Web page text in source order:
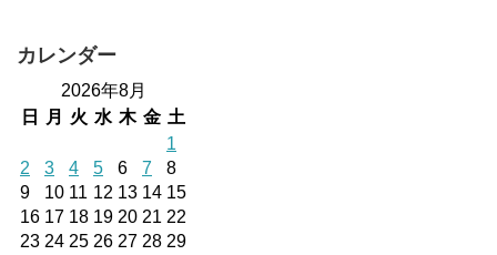
カレンダー
2026年8月
日
月 火 水 木 金 土
1
2
3 4 5 6 7
8
9
10 11 12 13 14 15
16 17 18 19 20 21 22
23 24 25 26 27 28 29